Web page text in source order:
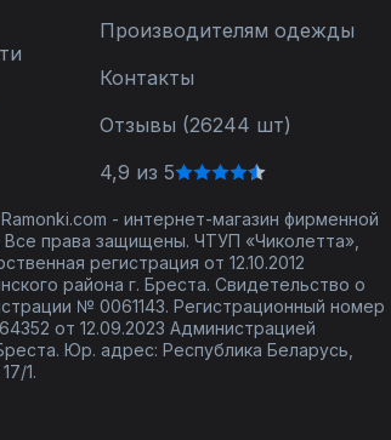
Производителям одежды
Контакты
Отзывы (26244 шт)
4,9 из 5
- интернет-магазин фирменной
права защищены. ЧТУП «Чиколетта»,
регистрация от 12.10.2012
района г. Бреста. Свидетельство о
№ 0061143. Регистрационный номер
от 12.09.2023 Администрацией
Юр. адрес: Республика Беларусь,
1.